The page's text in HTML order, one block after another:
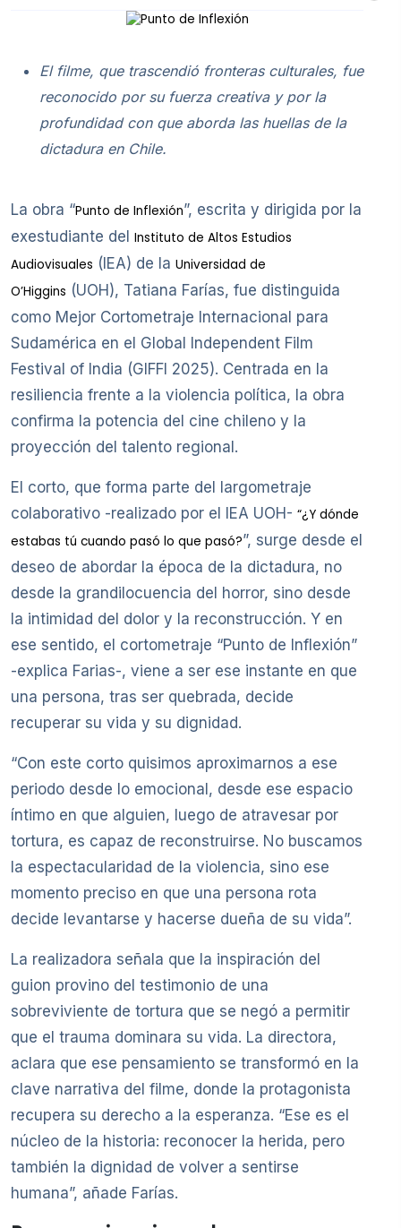
El filme, que trascendió fronteras culturales, fue
reconocido por su fuerza creativa y por la
profundidad con que aborda las huellas de la
dictadura en Chile.
La obra “Punto de Inflexión”, escrita y dirigida por la
exestudiante del Instituto de Altos Estudios
Audiovisuales (IEA) de la Universidad de
O’Higgins (UOH), Tatiana Farías, fue distinguida
como Mejor Cortometraje Internacional para
Sudamérica en el Global Independent Film
Festival of India (GIFFI 2025). Centrada en la
resiliencia frente a la violencia política, la obra
confirma la potencia del cine chileno y la
proyección del talento regional.
El corto, que forma parte del largometraje
colaborativo -realizado por el IEA UOH- “¿Y dónde
estabas tú cuando pasó lo que pasó?”, surge desde el
deseo de abordar la época de la dictadura, no
desde la grandilocuencia del horror, sino desde
la intimidad del dolor y la reconstrucción. Y en
ese sentido, el cortometraje “Punto de Inflexión”
-explica Farias-, viene a ser ese instante en que
una persona, tras ser quebrada, decide
recuperar su vida y su dignidad.
“Con este corto quisimos aproximarnos a ese
periodo desde lo emocional, desde ese espacio
íntimo en que alguien, luego de atravesar por
tortura, es capaz de reconstruirse. No buscamos
la espectacularidad de la violencia, sino ese
momento preciso en que una persona rota
decide levantarse y hacerse dueña de su vida”.
La realizadora señala que la inspiración del
guion provino del testimonio de una
sobreviviente de tortura que se negó a permitir
que el trauma dominara su vida. La directora,
aclara que ese pensamiento se transformó en la
clave narrativa del filme, donde la protagonista
recupera su derecho a la esperanza. “Ese es el
núcleo de la historia: reconocer la herida, pero
también la dignidad de volver a sentirse
humana”, añade Farías.